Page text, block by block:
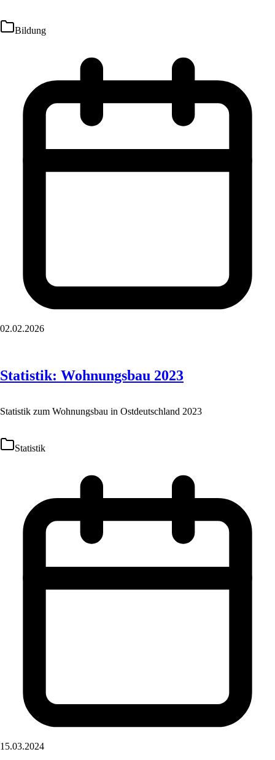
Bildung
02.02.2026
Statistik: Wohnungsbau 2023
Statistik zum Wohnungsbau in Ostdeutschland 2023
Statistik
15.03.2024